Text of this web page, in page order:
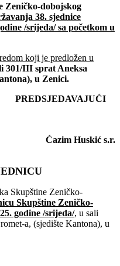
Zeničko-dobojskog
38. sjednice
/srijeda/ sa početkom u
koji je predložen u
301/III sprat Aneksa
u Zenici.
PREDSJEDAVAJUĆI
Huskić s.r.
Skupštine Zeničko-
Skupštine Zeničko-
godine /srijeda/, u sali
a, (sjedište Kantona), u